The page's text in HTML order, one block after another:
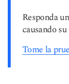
Responda
causando
Tome la